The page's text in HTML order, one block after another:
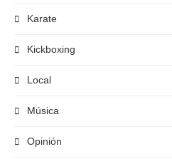
Karate
Kickboxing
Local
Música
Opinión